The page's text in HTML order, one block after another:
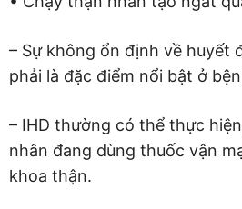
– Sự không ổn định về huyết
phải là đặc điểm nổi bật ở
– IHD thường có thể thực
nhân đang dùng thuốc vận
khoa thận.